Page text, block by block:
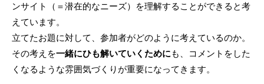
ンサイト（＝潜在的なニーズ）を理解することができると考
えています。
立てたお題に対して、参加者がどのように考えているのか。
その考えを一緒にひも解いていくためにも、コメントをした
くなるような雰囲気づくりが重要になってきます。